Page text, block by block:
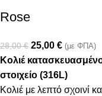
Rose
28,00€ 25,00 € (με ΦΠΑ)
Κολιέ
στοιχείο (316L)
Κολιέ με λεπτό σχοινί